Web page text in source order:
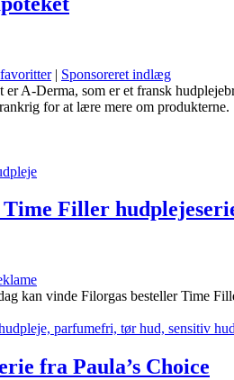
| Sponsoreret indlæg
A-Derma, som er et fransk
for at lære mere om
Filler
kan vinde Filorgas besteller Time
fra Paula’s Choice